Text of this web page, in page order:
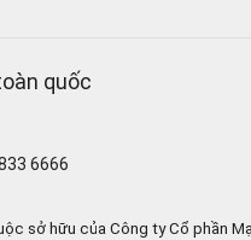
quốc
6666
sở hữu của Công ty Cổ phần